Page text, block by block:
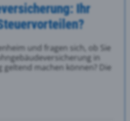
Ihr
und fragen sich, ob Sie
in
machen können? Die